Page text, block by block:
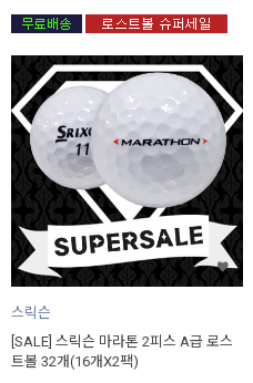
스릭슨
[SALE] 스릭슨 마라톤 2피스 A급 로스
트볼 32개(16개X2팩)